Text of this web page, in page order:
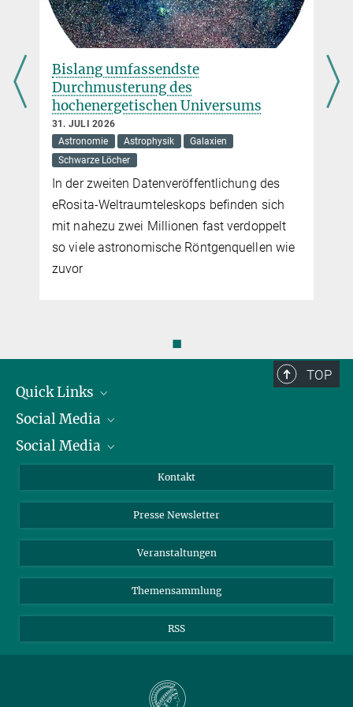
I. Physikalisches Institut, Universität zu Köln
Sonderforschungsbereich 956 (SFB 956)
NASA – Ames Research Center
SOFIA@NASA
Deutsches Zentrum für Luft- und Raumfahrt (DLR)
SOFIA@DLR
Deutsches SOFIA-Institut (DSI)
Bislang umfassendste
Durchmusterung des
hochenergetischen Universums
31. JULI 2026
Astronomie
Astrophysik
Galaxien
Schwarze Löcher
In der zweiten Datenveröffentlichung des
eRosita-Weltraumteleskops befinden sich
mit nahezu zwei Millionen fast verdoppelt
so viele astronomische Röntgenquellen wie
zuvor
◼
TOP
Quick Links
Präsident
Zahlen und Fakten
Meldestelle Fehlverhalten
Social Media
Bluesky
TikTok
Social Media
Instagram
YouTube
Kontakt
Presse Newsletter
Veranstaltungen
Themensammlung
RSS